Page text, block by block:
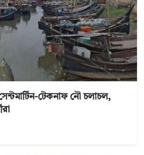
টেকনাফ নৌ চলাচল,